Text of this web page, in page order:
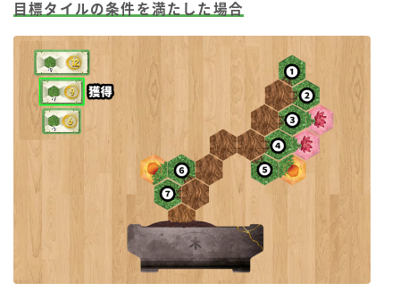
目標タイルの条件を満たした場合